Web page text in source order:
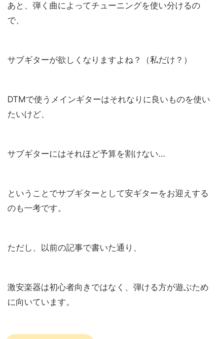
あと、弾く曲によってチューニングを使い分けるの
で、
サブギターが欲しくなりますよね？（私だけ？）
DTMで使うメインギターはそれなりに良いものを使い
たいけど、
サブギターにはそれほど予算を割けない…
ということでサブギターとして安ギターをお迎えする
のも一考です。
ただし、以前の記事で書いた通り、
激安楽器は初心者向きではなく、弾ける方が遊ぶため
に向いています。